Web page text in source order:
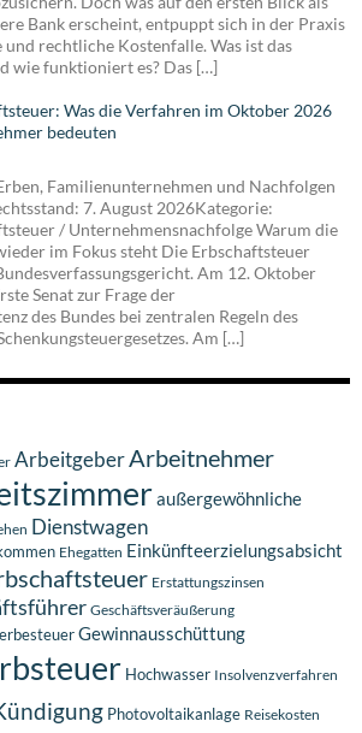
Bank erscheint, entpuppt sich in der Praxis
rechtliche Kostenfalle. Was ist das
wie funktioniert es? Das […]
Was die Verfahren im Oktober 2026
bedeuten
Familienunternehmen und Nachfolgen
7. August 2026Kategorie:
/ Unternehmensnachfolge Warum die
im Fokus steht Die Erbschaftsteuer
Am 12. Oktober
Senat zur Frage der
des Bundes bei zentralen Regeln des
Am […]
ArbeitgeberArbeitnehmer
außergewöhnliche
Dienstwagen
Ehegatten Einkünfteerzielungsabsicht
Erstattungszinsen
Geschäftsveräußerung
Gewinnausschüttung
Hochwasser Insolvenzverfahren
Photovoltaikanlage Reisekosten